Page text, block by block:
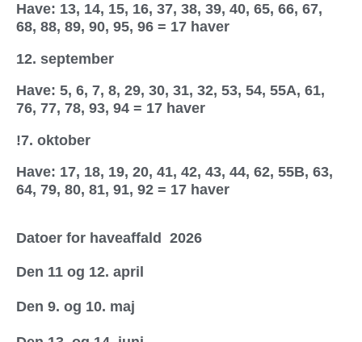
Have: 13, 14, 15, 16, 37, 38, 39, 40, 65, 66, 67,
68, 88, 89, 90, 95, 96 = 17 haver
12. september
Have: 5, 6, 7, 8, 29, 30, 31, 32, 53, 54, 55A, 61,
76, 77, 78, 93, 94 = 17 haver
!7. oktober
Have: 17, 18, 19, 20, 41, 42, 43, 44, 62, 55B, 63,
64, 79, 80, 81, 91, 92 = 17 haver
Datoer for haveaffald 2026
Den 11 og 12. april
Den 9. og 10. maj